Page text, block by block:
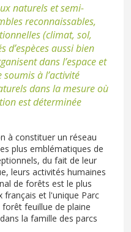
naturels et semi-
reconnaissables,
(climat, sol,
d’espèces aussi bien
dans l’espace et
à l’activité
dans la mesure où
est déterminée
à constituer un réseau
plus emblématiques de
du fait de leur
leurs activités humaines
de forêts est le plus
français et l'unique Parc
feuillue de plaine
la famille des parcs